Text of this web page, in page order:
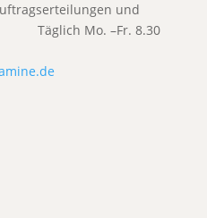
und
Täglich Mo. –Fr. 8.30